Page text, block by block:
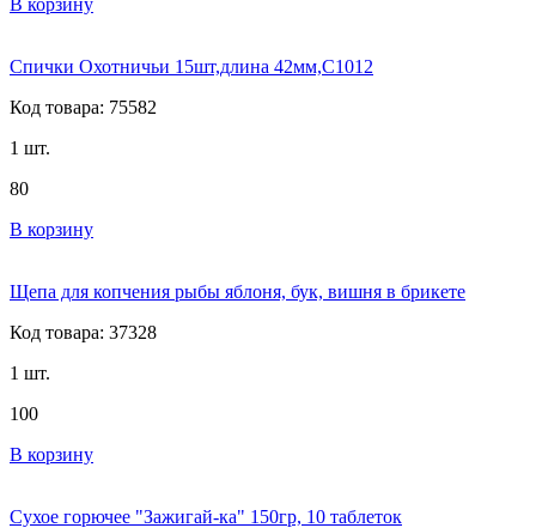
Спички Охотничьи 15шт,длина 42мм,С1012
Код товара: 75582
1 шт.
80
В корзину
Щепа для копчения рыбы яблоня, бук, вишня в брикете
Код товара: 37328
1 шт.
100
В корзину
Сухое горючее "Зажигай-ка" 150гр, 10 таблеток